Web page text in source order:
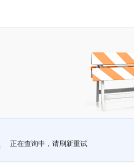
正在查询中，请刷新重试